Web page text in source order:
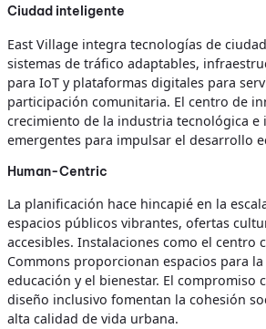
Ciudad inteligente
East Village integra tecnologías de
sistemas de tráfico adaptables,
para IoT y plataformas digitales para
participación comunitaria. El centro de
crecimiento de la industria tecnológica e
emergentes para impulsar el desarrollo
Human-Centric
La planificación hace hincapié en la
espacios públicos vibrantes, ofertas
accesibles. Instalaciones como el centro
Commons proporcionan espacios para
educación y el bienestar. El compromiso
diseño inclusivo fomentan la cohesión
alta calidad de vida urbana.